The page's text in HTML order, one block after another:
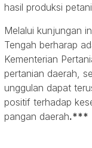
hasil produksi
Melalui kunjungan
Tengah berharap
Kementerian
pertanian daerah,
unggulan dapat
positif terhadap
pangan daerah.***